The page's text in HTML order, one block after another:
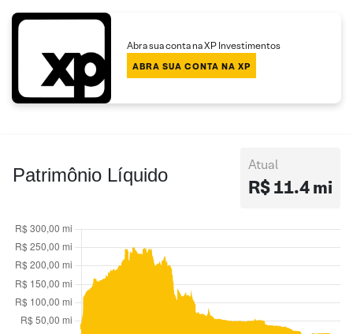
Abra sua conta na XP Investimentos
ABRA SUA CONTA NA XP
Patrimônio Líquido Atual
R$ 11.4 mi